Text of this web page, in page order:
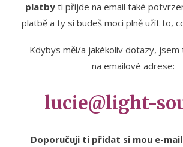
platby ti přijde na email také
platbě a ty si budeš moci plně užít to,
Kdybys měl/a jakékoliv dotazy,
na emailové adrese:
lucie@light-
Doporučuji ti přidat si mou e-